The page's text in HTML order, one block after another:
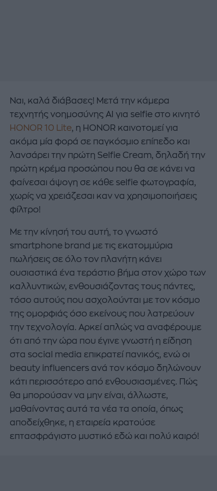
Ναι, καλά διάβασες! Μετά την κάμερα
τεχνητής νοημοσύνης AI για selfie στο κινητό
HONOR 10 Lite, η HONOR καινοτομεί για
ακόμα μία φορά σε παγκόσμιο επίπεδο και
λανσάρει την πρώτη Selfie Cream, δηλαδή την
πρώτη κρέμα προσώπου που θα σε κάνει να
φαίνεσαι άψογη σε κάθε selfie φωτογραφία,
χωρίς να χρειάζεσαι καν να χρησιμοποιήσεις
φίλτρο!
Με την κίνησή του αυτή, το γνωστό
smartphone brand με τις εκατομμύρια
πωλήσεις σε όλο τον πλανήτη κάνει
ουσιαστικά ένα τεράστιο βήμα στον χώρο των
καλλυντικών, ενθουσιάζοντας τους πάντες,
τόσο αυτούς που ασχολούνται με τον κόσμο
της ομορφιάς όσο εκείνους που λατρεύουν
την τεχνολογία. Αρκεί απλώς να αναφέρουμε
ότι από την ώρα που έγινε γνωστή η είδηση
στα social media επικρατεί πανικός, ενώ οι
beauty influencers ανά τον κόσμο δηλώνουν
κάτι περισσότερο από ενθουσιασμένες. Πώς
θα μπορούσαν να μην είναι, άλλωστε,
μαθαίνοντας αυτά τα νέα τα οποία, όπως
αποδείχθηκε, η εταιρεία κρατούσε
επτασφράγιστο μυστικό εδώ και πολύ καιρό!